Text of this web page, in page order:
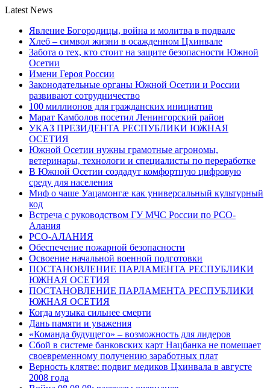
Latest News
Явление Богородицы, война и молитва в подвале
Хлеб – символ жизни в осажденном Цхинвале
Забота о тех, кто стоит на защите безопасности Южной
Осетии
Имени Героя России
Законодательные органы Южной Осетии и России
развивают сотрудничество
100 миллионов для гражданских инициатив
Марат Камболов посетил Ленингорский район
УКАЗ ПРЕЗИДЕНТА РЕСПУБЛИКИ ЮЖНАЯ
ОСЕТИЯ
Южной Осетии нужны грамотные агрономы,
ветеринары, технологи и специалисты по переработке
В Южной Осетии создадут комфортную цифровую
среду для населения
Миф о чаше Уацамонгæ как универсальный культурный
код
Встреча с руководством ГУ МЧС России по РСО-
Алания
РСО-АЛАНИЯ
Обеспечение пожарной безопасности
Освоение начальной военной подготовки
ПОСТАНОВЛЕНИЕ ПАРЛАМЕНТА РЕСПУБЛИКИ
ЮЖНАЯ ОСЕТИЯ
ПОСТАНОВЛЕНИЕ ПАРЛАМЕНТА РЕСПУБЛИКИ
ЮЖНАЯ ОСЕТИЯ
Когда музыка сильнее смерти
Дань памяти и уважения
«Команда будущего» – возможность для лидеров
Сбой в системе банковских карт Нацбанка не помешает
своевременному получению заработных плат
Верность клятве: подвиг медиков Цхинвала в августе
2008 года